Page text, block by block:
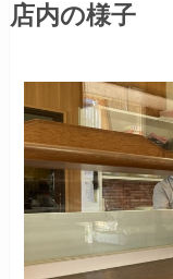
店内の様子